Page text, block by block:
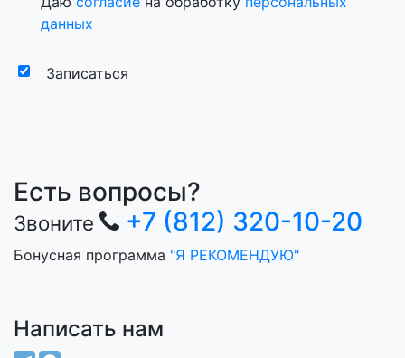
данных
Записаться
Есть вопросы?
Звоните +7 (812) 320-10-20
Бонусная программа "Я РЕКОМЕНДУЮ"
Написать нам